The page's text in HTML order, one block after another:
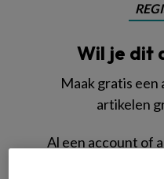
Wil je dit
Maak gratis een
artikelen
Al een account of